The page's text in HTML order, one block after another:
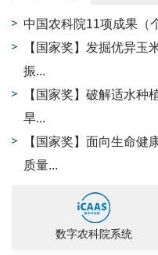
中国农科院11项成果（
【国家奖】发掘优异玉
振...
【国家奖】破解适水种
旱...
【国家奖】面向生命健
质量...
数字农科院系统